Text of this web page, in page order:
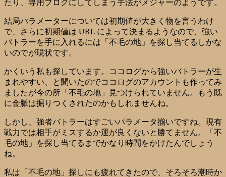
たり、専用ブログにしてしまう手法がメジャーのようです。
結局パラメーターについては初期値が大きく物を言うわけ
で、さらに初期値は URL によって決まるようなので、強い
バトラーを手に入れるには「不毛の地」を探し当てるしかな
いのでが現状です。
かくいう私も探しています。ココログから強いバトラーが生
まれやすい、と聞いたのでココログのアカウントも作ってみ
ましたが今の所「不毛の地」見つけられていません。もう既
に金脈は掘りつくされたのかもしれませんね。
しかし、強者バトラーはすごいパラメータ揃いですね。現有
戦力では相手がミスするか運が良くないと勝てません。「不
毛の地」を探し当てるまでかなり時間をかけたんでしょう
ね。
私は「不毛の地」探しにも疲れてきたので、そろそろ潮時か